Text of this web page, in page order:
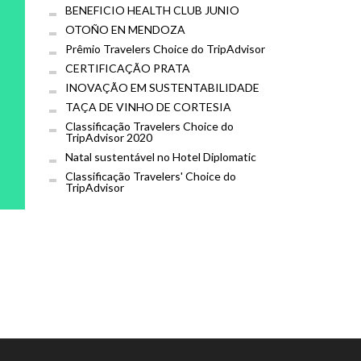
BENEFICIO HEALTH CLUB JUNIO
OTOÑO EN MENDOZA
Prêmio Travelers Choice do TripAdvisor
CERTIFICAÇÃO PRATA
INOVAÇÃO EM SUSTENTABILIDADE
TAÇA DE VINHO DE CORTESIA
Classificação Travelers Choice do
TripAdvisor 2020
Natal sustentável no Hotel Diplomatic
Classificação Travelers' Choice do
TripAdvisor